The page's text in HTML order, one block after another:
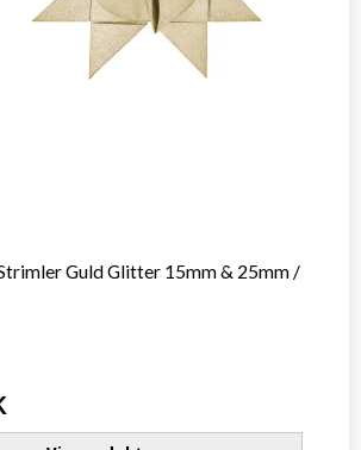
Guld Glitter 15mm & 25mm /